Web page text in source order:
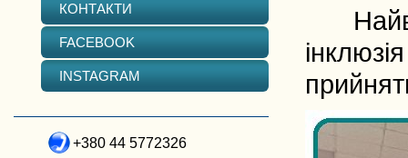
КОНТАКТИ
FACEBOOK
INSTAGRAM
+380 44 5772326